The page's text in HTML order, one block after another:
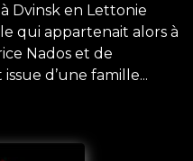
Dvinsk en Lettonie
qui appartenait alors à
Nados et de
d’une famille...